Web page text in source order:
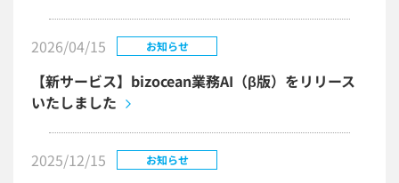
2026/04/15 お知らせ
【新サービス】bizocean業務AI（β版）をリリース
いたしました
2025/12/15 お知らせ